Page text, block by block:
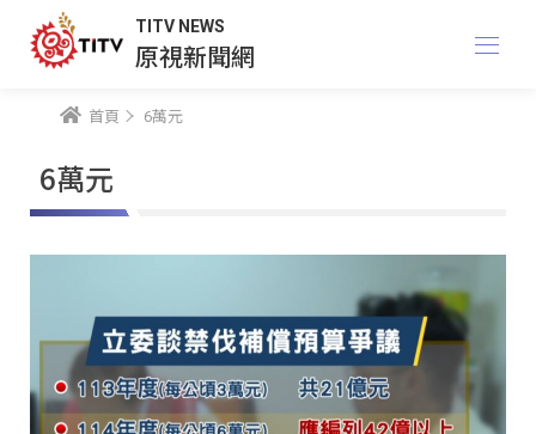
TITV NEWS
原視新聞網
首頁 6萬元
6萬元